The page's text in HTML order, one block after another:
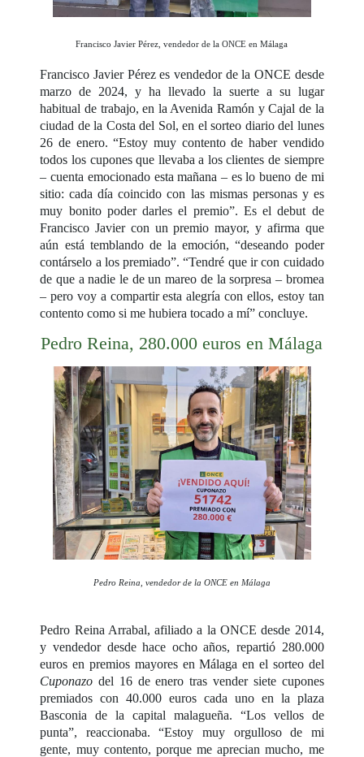
Francisco Javier Pérez, vendedor de la ONCE en Málaga
Francisco Javier Pérez es vendedor de la ONCE desde
marzo de 2024, y ha llevado la suerte a su lugar
habitual de trabajo, en la Avenida Ramón y Cajal de la
ciudad de la Costa del Sol, en el sorteo diario del lunes
26 de enero. “Estoy muy contento de haber vendido
todos los cupones que llevaba a los clientes de siempre
– cuenta emocionado esta mañana – es lo bueno de mi
sitio: cada día coincido con las mismas personas y es
muy bonito poder darles el premio”. Es el debut de
Francisco Javier con un premio mayor, y afirma que
aún está temblando de la emoción, “deseando poder
contárselo a los premiado”. “Tendré que ir con cuidado
de que a nadie le de un mareo de la sorpresa – bromea
– pero voy a compartir esta alegría con ellos, estoy tan
contento como si me hubiera tocado a mí” concluye.
Pedro Reina, 280.000 euros en Málaga
Pedro Reina, vendedor de la ONCE en Málaga
Pedro Reina Arrabal, afiliado a la ONCE desde 2014,
y vendedor desde hace ocho años, repartió 280.000
euros en premios mayores en Málaga en el sorteo del
Cuponazo del 16 de enero tras vender siete cupones
premiados con 40.000 euros cada uno en la plaza
Basconia de la capital malagueña. “Los vellos de
punta”, reaccionaba. “Estoy muy orgulloso de mi
gente, muy contento, porque me aprecian mucho, me